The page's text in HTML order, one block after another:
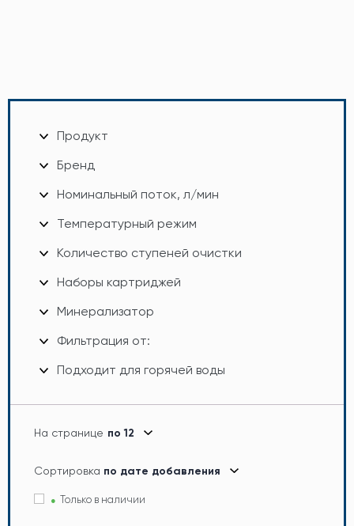
Продукт
Бренд
Номинальный поток, л/мин
Температурный режим
Количество ступеней очистки
Наборы картриджей
Минерализатор
Фильтрация от:
Подходит для горячей воды
На странице по 12
Сортировка по дате добавления
Только в наличии